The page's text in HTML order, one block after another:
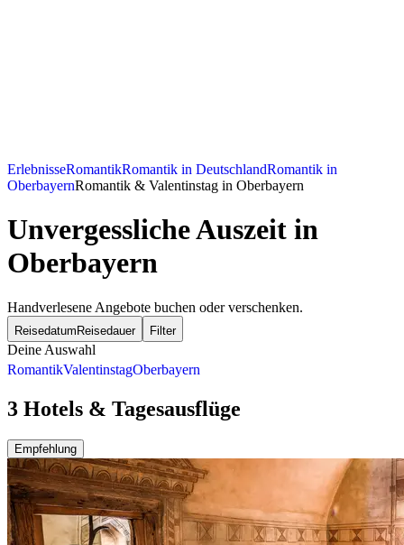
ErlebnisseRomantikRomantik in DeutschlandRomantik in
OberbayernRomantik & Valentinstag in Oberbayern
Unvergessliche Auszeit in
Oberbayern
Handverlesene Angebote buchen oder verschenken.
Reisedatum Reisedauer Filter
Deine Auswahl
RomantikValentinstagOberbayern
3 Hotels & Tagesausflüge
Empfehlung